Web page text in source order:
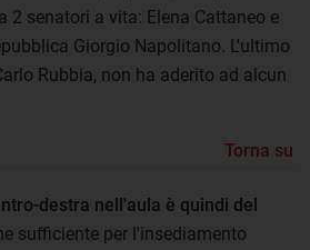
2 senatori a vita: Elena Cattaneo e
Giorgio Napolitano. L'ultimo
Rubbia, non ha aderito ad alcun
Torna su
destra nell'aula è quindi del
sufficiente per l'insediamento